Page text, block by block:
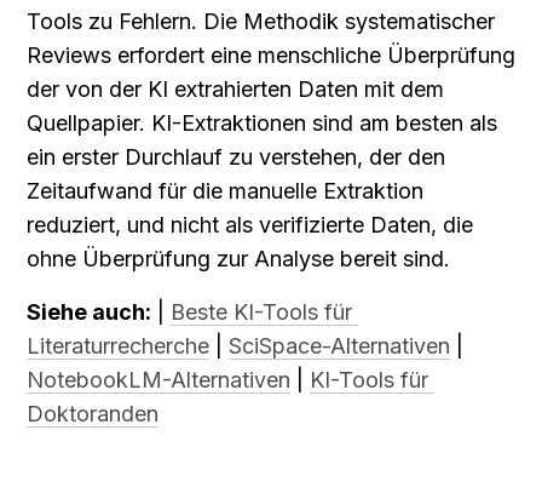
Tools zu Fehlern. Die Methodik systematischer
Reviews erfordert eine menschliche Überprüfung
der von der KI extrahierten Daten mit dem
Quellpapier. KI-Extraktionen sind am besten als
ein erster Durchlauf zu verstehen, der den
Zeitaufwand für die manuelle Extraktion
reduziert, und nicht als verifizierte Daten, die
ohne Überprüfung zur Analyse bereit sind.
Siehe auch:
Beste KI-Tools für
Literaturrecherche
SciSpace-Alternativen
NotebookLM-Alternativen
KI-Tools für
Doktoranden